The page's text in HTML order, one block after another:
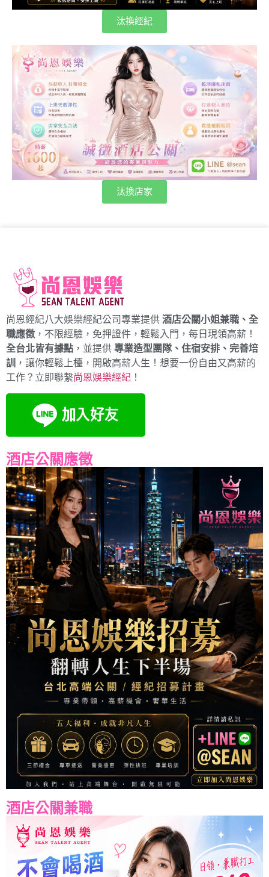
汰換經紀
汰換店家
尚恩經紀八大娛樂經紀公司專業提供 酒店公關小姐兼職、全
職應徵 ，不限經驗，免押證件，輕鬆入門，每日現領高薪！
全台北皆有據點 ，並提供 專業造型團隊、住宿安排、完善培
訓
，讓你輕鬆上檯，開啟高薪人生！想要一份自由又高薪的
工作？立即聯繫尚恩娛樂經紀 ！
酒店公關應徵
酒店公關兼職